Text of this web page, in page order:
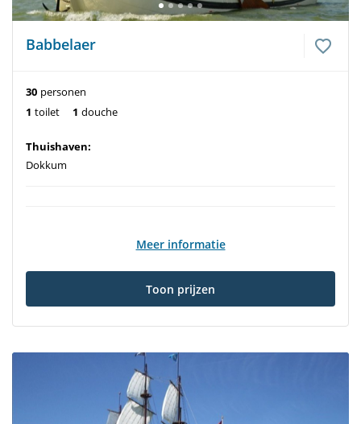
Babbelaer
30 personen
1 toilet 1 douche
Thuishaven:
Dokkum
Meer informatie
Toon prijzen